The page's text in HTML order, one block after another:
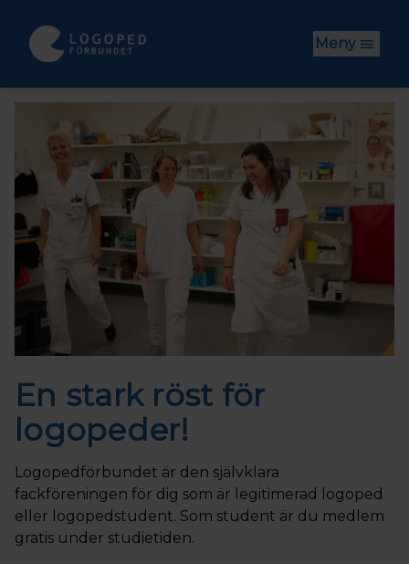
Meny
En stark röst för
logopeder!
Logopedförbundet är den självklara
fackföreningen för dig som är legitimerad logoped
eller logopedstudent. Som student är du medlem
gratis under studietiden.